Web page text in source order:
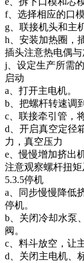
f、选择相应的口
g、联接机头和主
h、安装加热圈，
插头注意热电偶与
j、设定生产所需
启动
a、打开主电机。
b、把螺杆转速调
c、联接牵引管，
d、开启真空定径
力，真空压力
e、慢慢增加挤出
注意观察螺杆扭矩
5.3.5停机
a、同步慢慢降低
停机。
b、关闭冷却水泵
阀。
c、料斗放空，让
d、关闭主电机、